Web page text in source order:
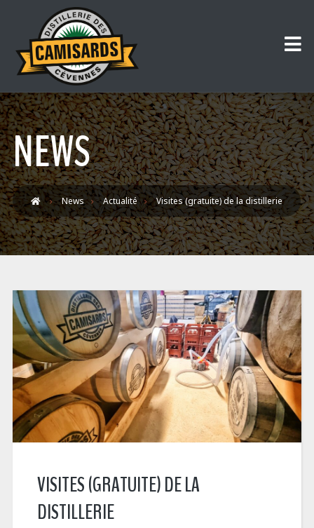
NEWS
News Actualité Visites (gratuite) de la distillerie
VISITES (GRATUITE) DE LA
DISTILLERIE